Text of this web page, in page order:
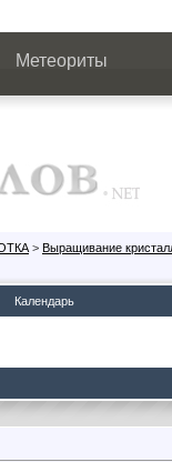
Метеориты
> Выращивание
Календарь